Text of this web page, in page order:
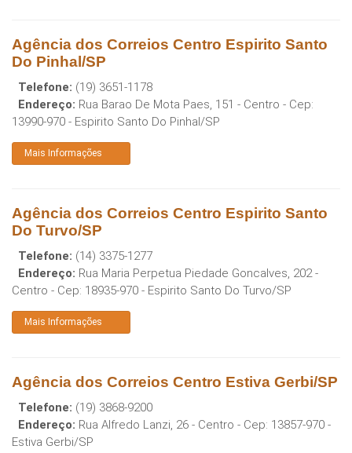
Agência dos Correios Centro Espirito Santo
Do Pinhal/SP
Telefone: (19) 3651-1178
Endereço: Rua Barao De Mota Paes, 151 - Centro - Cep:
13990-970 - Espirito Santo Do Pinhal/SP
Mais Informações
Agência dos Correios Centro Espirito Santo
Do Turvo/SP
Telefone: (14) 3375-1277
Endereço: Rua Maria Perpetua Piedade Goncalves, 202 -
Centro - Cep: 18935-970 - Espirito Santo Do Turvo/SP
Mais Informações
Agência dos Correios Centro Estiva Gerbi/SP
Telefone: (19) 3868-9200
Endereço: Rua Alfredo Lanzi, 26 - Centro - Cep: 13857-970 -
Estiva Gerbi/SP